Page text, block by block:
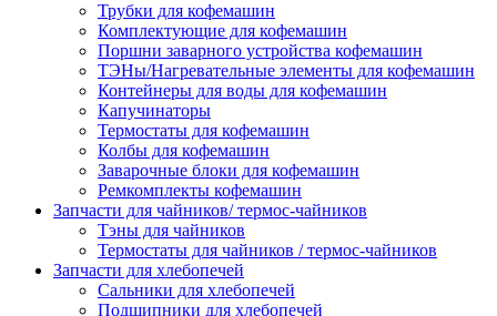
Трубки для кофемашин
Комплектующие для кофемашин
Поршни заварного устройства кофемашин
ТЭНы/Нагревательные элементы для кофемашин
Контейнеры для воды для кофемашин
Капучинаторы
Термостаты для кофемашин
Колбы для кофемашин
Заварочные блоки для кофемашин
Ремкомплекты кофемашин
Запчасти для чайников/ термос-чайников
Тэны для чайников
Термостаты для чайников / термос-чайников
Запчасти для хлебопечей
Сальники для хлебопечей
Подшипники для хлебопечей